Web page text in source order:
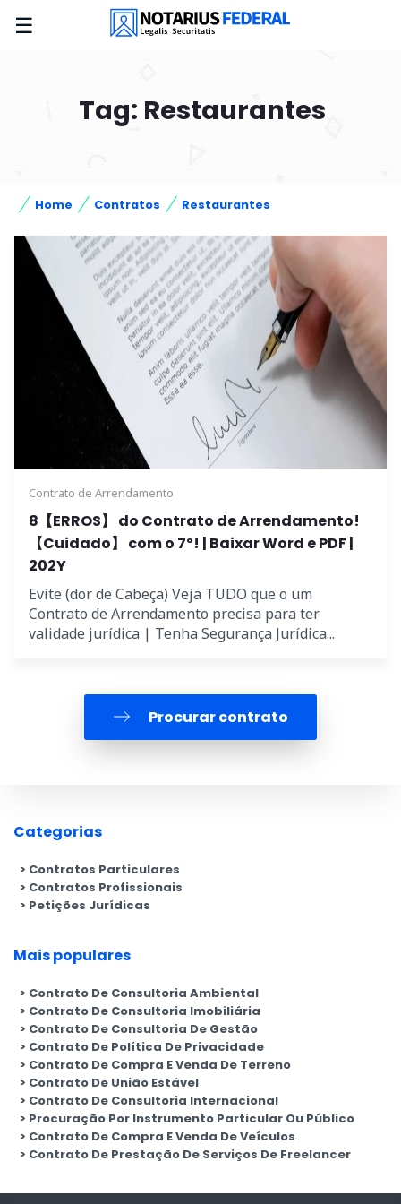
☰
Tag: Restaurantes
Home Contratos Restaurantes
Contrato de Arrendamento
8【ERROS】 do Contrato de Arrendamento!
【Cuidado】 com o 7º! | Baixar Word e PDF |
202Y
Evite (dor de Cabeça) Veja TUDO que o um
Contrato de Arrendamento precisa para ter
validade jurídica | Tenha Segurança Jurídica...
Procurar contrato
Categorias
Contratos Particulares
Contratos Profissionais
Petições Jurídicas
Mais populares
Contrato De Consultoria Ambiental
Contrato De Consultoria Imobiliária
Contrato De Consultoria De Gestão
Contrato De Política De Privacidade
Contrato De Compra E Venda De Terreno
Contrato De União Estável
Contrato De Consultoria Internacional
Procuração Por Instrumento Particular Ou Público
Contrato De Compra E Venda De Veículos
Contrato De Prestação De Serviços De Freelancer